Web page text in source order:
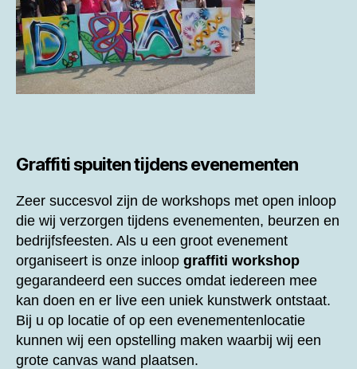
Graffiti spuiten tijdens evenementen
Zeer succesvol zijn de workshops met open inloop
die wij verzorgen tijdens evenementen, beurzen en
bedrijfsfeesten. Als u een groot evenement
organiseert is onze inloop graffiti workshop
gegarandeerd een succes omdat iedereen mee
kan doen en er live een uniek kunstwerk ontstaat.
Bij u op locatie of op een evenementenlocatie
kunnen wij een opstelling maken waarbij wij een
grote canvas wand plaatsen.